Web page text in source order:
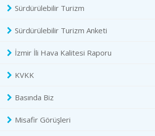
Sürdürülebilir Turizm
Sürdürülebilir Turizm Anketi
İzmir İli Hava Kalitesi Raporu
KVKK
Basında Biz
Misafir Görüşleri